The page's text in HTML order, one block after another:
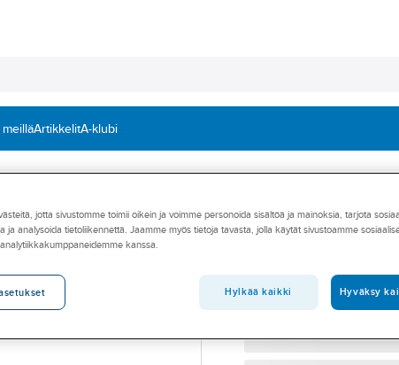
meilläArtikkelitA-klubi
OMEGA
Pullotunkki
PULLOTUNKKI OMEGA
Tuotenumero
280096
Toimittajan tuotenumero:
jotta sivustomme toimii oikein ja voimme personoida sisältöä ja mainoksia, tarjota
ja analysoida tietoliikennettä. Jaamme myös tietoja tavasta, jolla käytät sivustoamme
kanssa.
Hylkää kaikki Hyväksy